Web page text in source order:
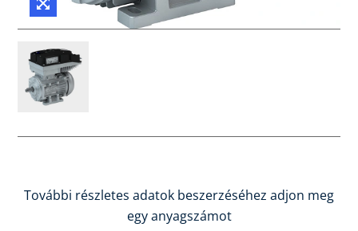
További részletes adatok beszerzéséhez adjon meg
egy anyagszámot